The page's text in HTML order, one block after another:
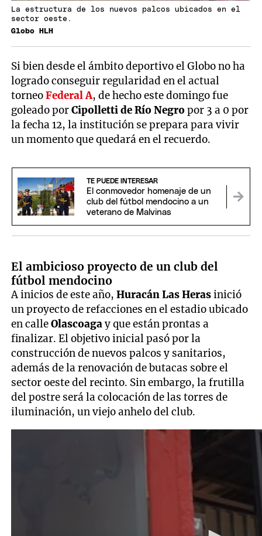
La estructura de los nuevos palcos ubicados en el
sector oeste.
Globo HLH
Si bien desde el ámbito deportivo el Globo no ha
logrado conseguir regularidad en el actual
torneoFederal A, de hecho este domingo fue
goleado porCipolletti de Río Negropor 3 a 0 por
la fecha 12, la institución se prepara para vivir
un momento que quedará en el recuerdo.
TE PUEDE INTERESAR
El conmovedor homenaje de un
club del fútbol mendocino a un
veterano de Malvinas
El ambicioso proyecto de un club del
fútbol mendocino
A inicios de este año,Huracán Las Herasinició
un proyecto de refacciones en el estadio ubicado
en calleOlascoagay que están prontas a
finalizar. El objetivo inicial pasó por la
construcción de nuevos palcos y sanitarios,
además de la renovación de butacas sobre el
sector oeste del recinto. Sin embargo, la frutilla
del postre será la colocación de las torres de
iluminación, un viejo anhelo del club.